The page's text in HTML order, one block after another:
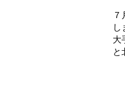
し
大
と